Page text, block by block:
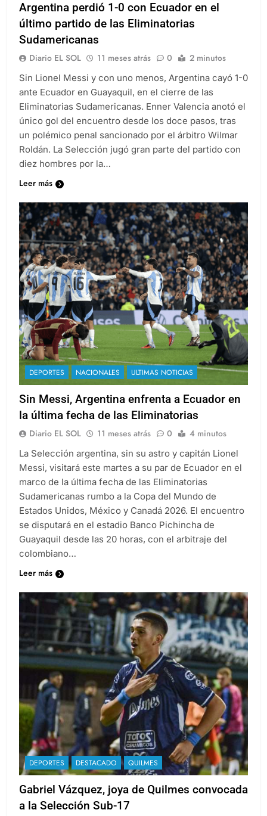
Argentina perdió 1-0 con Ecuador en el
último partido de las Eliminatorias
Sudamericanas
Diario EL SOL 11 meses atrás 0 2 minutos
Sin Lionel Messi y con uno menos, Argentina cayó 1-0
ante Ecuador en Guayaquil, en el cierre de las
Eliminatorias Sudamericanas. Enner Valencia anotó el
único gol del encuentro desde los doce pasos, tras
un polémico penal sancionado por el árbitro Wilmar
Roldán. La Selección jugó gran parte del partido con
diez hombres por la…
Leer más
DEPORTES NACIONALES ULTIMAS NOTICIAS
Sin Messi, Argentina enfrenta a Ecuador en
la última fecha de las Eliminatorias
Diario EL SOL 11 meses atrás 0 4 minutos
La Selección argentina, sin su astro y capitán Lionel
Messi, visitará este martes a su par de Ecuador en el
marco de la última fecha de las Eliminatorias
Sudamericanas rumbo a la Copa del Mundo de
Estados Unidos, México y Canadá 2026. El encuentro
se disputará en el estadio Banco Pichincha de
Guayaquil desde las 20 horas, con el arbitraje del
colombiano…
Leer más
DEPORTES DESTACADO QUILMES
Gabriel Vázquez, joya de Quilmes convocada
a la Selección Sub-17